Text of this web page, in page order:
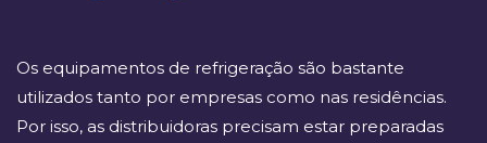
Os equipamentos de refrigeração são bastante
utilizados tanto por empresas como nas residências.
Por isso, as distribuidoras precisam estar preparadas